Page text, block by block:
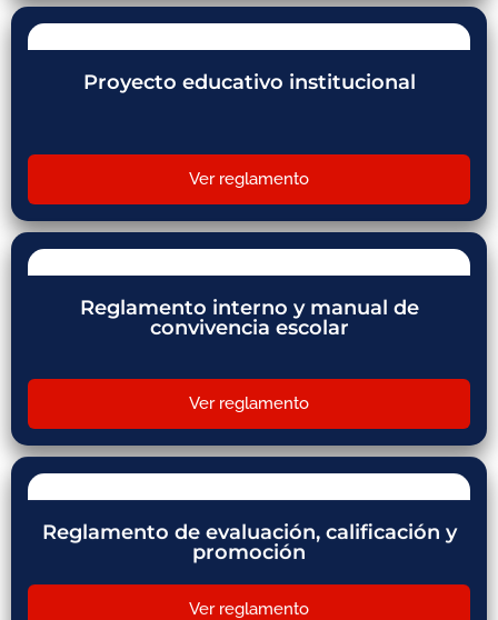
Proyecto educativo institucional
Ver reglamento
Reglamento interno y manual de
convivencia escolar
Ver reglamento
Reglamento de evaluación, calificación y
promoción
Ver reglamento